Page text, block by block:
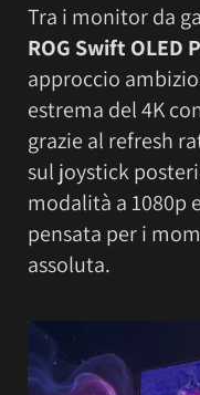
Tra i monitor da
ROG Swift OLED
approccio
estrema del 4K
grazie al refresh
sul joystick
modalità a 1080p
pensata per i
assoluta.